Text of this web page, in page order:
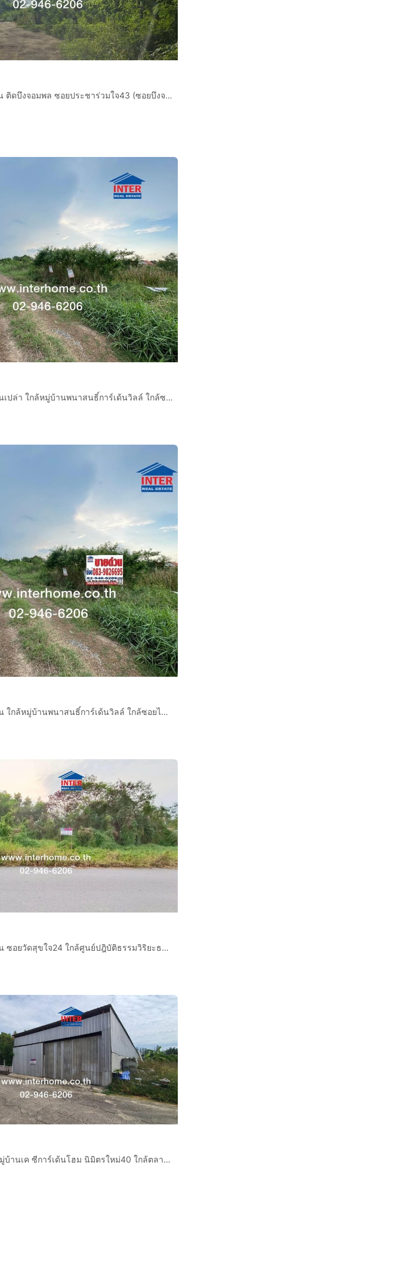
ที่ดิน 14 ไร่ 86 ตร.ว. ที่ดิน ติดบึงจอมพล ซอยประชาร่วมใจ43 (ซอยบึงจอมพล) ถนนประชาร่วมใจ ถนนนิมิตรใหม่ เขตคลองสามวา กรุงเทพมหานคร
ที่ดินเปล่า 400 ตร.ว. ที่ดินเปล่า ใกล้หมู่บ้านพนาสนธิ์การ์เด้นวิลล์ ใกล้ซอยไมตรีจิต9 ถนนนิมิตใหม่ ถนนไมตรีจิต เขตคลองสามวา กรุงเทพมหานคร
ที่ดินเปล่า 800 ตร.ว. ที่ดิน ใกล้หมู่บ้านพนาสนธิ์การ์เด้นวิลล์ ใกล้ซอยไมตรีจิต9 ถนนนิมิตใหม่ ถนนไมตรีจิต เขตคลองสามวา กรุงเทพมหานคร
ที่ดินเปล่า 800 ตร.ว. ที่ดิน ซอยวัดสุขใจ24 ใกล้ศูนย์ปฎิบัติธรรมวิริยะธรรมโม ถนนนิมิตรใหม่ ถนนวัดสุขใจ24 เขตคลองสามวา กรุงเทพมหานคร
ที่ดิน+โกดัง 53.1 ตร.ว. หมู่บ้านเค ซีการ์เด้นโฮม นิมิตรใหม่40 ใกล้ตลาดหทัยมิตร ซอยนิมิตใหม่40 ถนนนิมิตใหม่ ถนนสุวินทวงศ์ เขตคลองสามวา